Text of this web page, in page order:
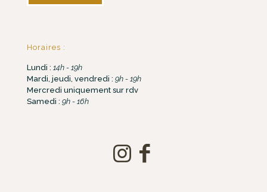
Horaires :
Lundi : 14h - 19h
Mardi, jeudi, vendredi : 9h - 19h
Mercredi uniquement sur rdv
Samedi : 9h - 16h